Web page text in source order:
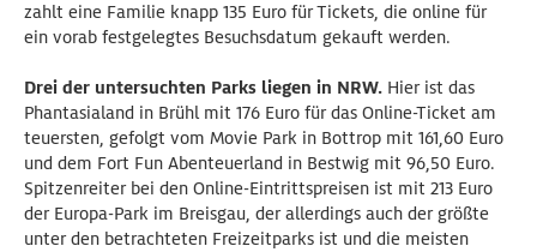
zahlt eine Familie knapp 135 Euro für Tickets, die online für
ein vorab festgelegtes Besuchsdatum gekauft werden.
Drei der untersuchten Parks liegen in NRW. Hier ist das
Phantasialand in Brühl mit 176 Euro für das Online-Ticket am
teuersten, gefolgt vom Movie Park in Bottrop mit 161,60 Euro
und dem Fort Fun Abenteuerland in Bestwig mit 96,50 Euro.
Spitzenreiter bei den Online-Eintrittspreisen ist mit 213 Euro
der Europa-Park im Breisgau, der allerdings auch der größte
unter den betrachteten Freizeitparks ist und die meisten